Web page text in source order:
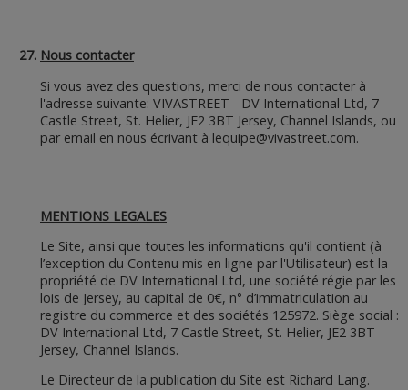
Nous contacter
Si vous avez des questions, merci de nous contacter à
l'adresse suivante: VIVASTREET - DV International Ltd, 7
Castle Street, St. Helier, JE2 3BT Jersey, Channel Islands, ou
par email en nous écrivant à lequipe@vivastreet.com.
MENTIONS LEGALES
Le Site, ainsi que toutes les informations qu'il contient (à
l’exception du Contenu mis en ligne par l'Utilisateur) est la
propriété de DV International Ltd, une société régie par les
lois de Jersey, au capital de 0€, n° d’immatriculation au
registre du commerce et des sociétés 125972. Siège social :
DV International Ltd, 7 Castle Street, St. Helier, JE2 3BT
Jersey, Channel Islands.
Le Directeur de la publication du Site est Richard Lang.